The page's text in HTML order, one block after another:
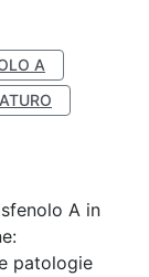
A
A in
patologie